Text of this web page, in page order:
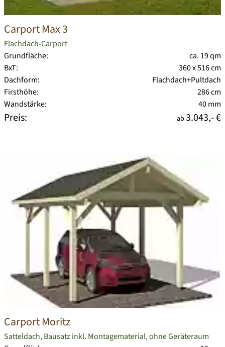
Carport Max 3
Flachdach-Carport
Grundfläche:
ca. 19 qm
BxT:
360 x 516 cm
Dachform:
Flachdach+Pultdach
Firsthöhe:
286 cm
Wandstärke:
40 mm
Preis: ab 3.043,- €
Carport Moritz
Satteldach, Bausatz inkl. Montagematerial, ohne Geräteraum